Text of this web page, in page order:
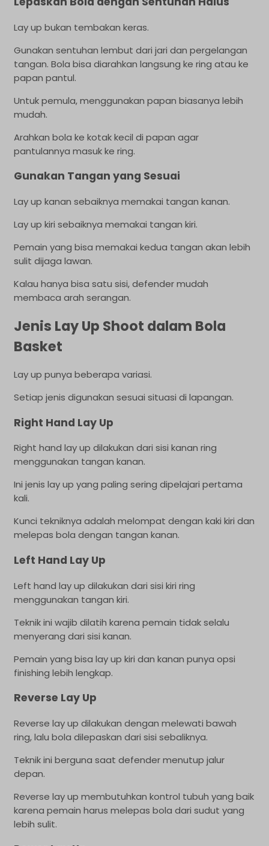
Lay up bukan tembakan keras.
Gunakan sentuhan lembut dari jari dan pergelangan
tangan. Bola bisa diarahkan langsung ke ring atau ke
papan pantul.
Untuk pemula, menggunakan papan biasanya lebih
mudah.
Arahkan bola ke kotak kecil di papan agar
pantulannya masuk ke ring.
Gunakan Tangan yang Sesuai
Lay up kanan sebaiknya memakai tangan kanan.
Lay up kiri sebaiknya memakai tangan kiri.
Pemain yang bisa memakai kedua tangan akan lebih
sulit dijaga lawan.
Kalau hanya bisa satu sisi, defender mudah
membaca arah serangan.
Jenis Lay Up Shoot dalam Bola
Basket
Lay up punya beberapa variasi.
Setiap jenis digunakan sesuai situasi di lapangan.
Right Hand Lay Up
Right hand lay up dilakukan dari sisi kanan ring
menggunakan tangan kanan.
Ini jenis lay up yang paling sering dipelajari pertama
kali.
Kunci tekniknya adalah melompat dengan kaki kiri dan
melepas bola dengan tangan kanan.
Left Hand Lay Up
Left hand lay up dilakukan dari sisi kiri ring
menggunakan tangan kiri.
Teknik ini wajib dilatih karena pemain tidak selalu
menyerang dari sisi kanan.
Pemain yang bisa lay up kiri dan kanan punya opsi
finishing lebih lengkap.
Reverse Lay Up
Reverse lay up dilakukan dengan melewati bawah
ring, lalu bola dilepaskan dari sisi sebaliknya.
Teknik ini berguna saat defender menutup jalur
depan.
Reverse lay up membutuhkan kontrol tubuh yang baik
karena pemain harus melepas bola dari sudut yang
lebih sulit.